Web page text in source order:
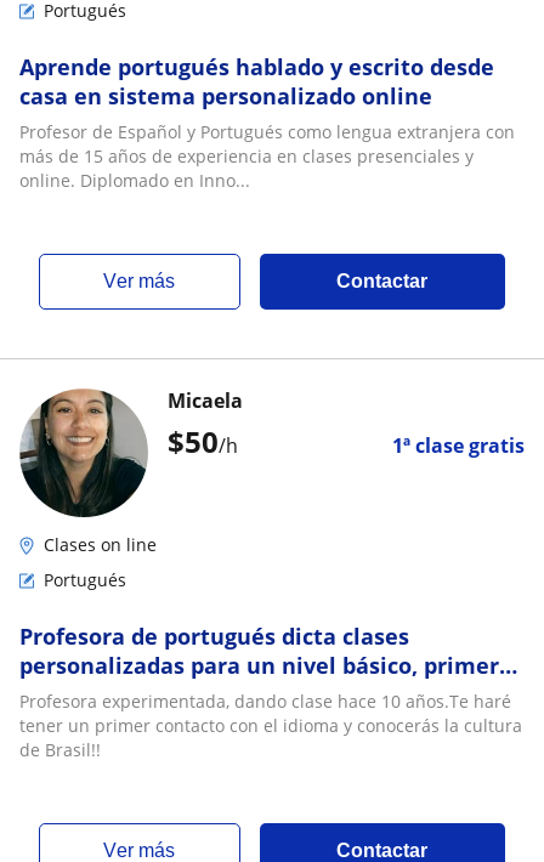
Portugués
Aprende portugués hablado y escrito desde
casa en sistema personalizado online
Profesor de Español y Portugués como lengua extranjera con
más de 15 años de experiencia en clases presenciales y
online. Diplomado en Inno...
ver más Contactar
$50/h 1ª clase gratis
Micaela
Clases on line
Portugués
Profesora de portugués dicta clases
personalizadas para un nivel básico, primer
contacto con la lengua
Profesora experimentada, dando clase hace 10 años.Te haré
tener un primer contacto con el idioma y conocerás la cultura
de Brasil!!
ver más Contactar